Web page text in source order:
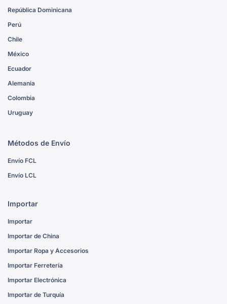
República Dominicana
Perú
Chile
México
Ecuador
Alemania
Colombia
Uruguay
Métodos de Envío
Envío FCL
Envío LCL
Importar
Importar
Importar de China
Importar Ropa y Accesorios
Importar Ferretería
Importar Electrónica
Importar de Turquía